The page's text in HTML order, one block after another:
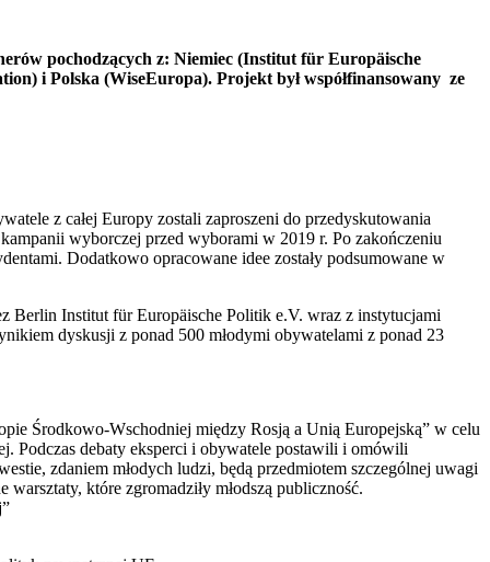
pochodzących z: Niemiec (Institut für Europäische
i Polska (WiseEuropa). Projekt był współfinansowany ze
z całej Europy zostali zaproszeni do przedyskutowania
wyborczej przed wyborami w 2019 r. Po zakończeniu
Dodatkowo opracowane idee zostały podsumowane w
Berlin Institut für Europäische Politik e.V. wraz z instytucjami
dyskusji z ponad 500 młodymi obywatelami z ponad 23
Środkowo-Wschodniej między Rosją a Unią Europejską” w celu
Podczas debaty eksperci i obywatele postawili i omówili
zdaniem młodych ludzi, będą przedmiotem szczególnej uwagi
które zgromadziły młodszą publiczność.